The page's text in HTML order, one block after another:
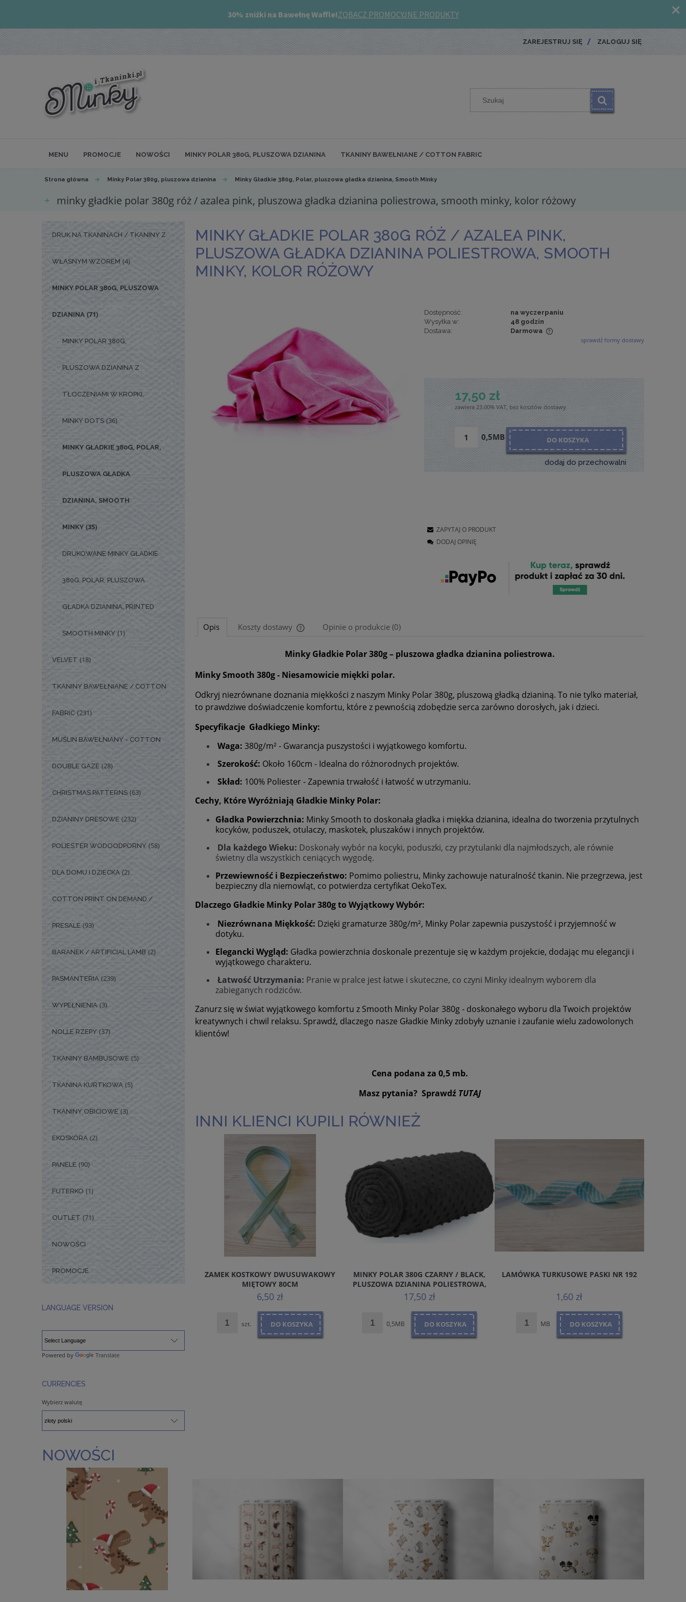
ZAREJESTRUJ SIĘ ZALOGUJ SIĘ
MENU PROMOCJE NOWOŚCI MINKY POLAR 380G, PLUSZOWA DZIANINA TKANINY BAWEŁNIANE / COTTON FABRIC
Strona główna Minky Polar 380g, pluszowa dzianina Minky Gładkie 380g, Polar, pluszowa gładka dzianina, Smooth Minky
minky gładkie polar 380g róż / azalea pink, pluszowa gładka dzianina poliestrowa, smooth minky, kolor różowy
DRUK NA TKANINACH / TKANINY Z
WŁASNYM WZOREM (4)
MINKY POLAR 380G, PLUSZOWA
DZIANINA (71)
MINKY POLAR 380G,
PLUSZOWA DZIANINA Z
TŁOCZENIAMI W KROPKI,
MINKY DOTS (36)
MINKY GŁADKIE 380G, POLAR,
PLUSZOWA GŁADKA
DZIANINA, SMOOTH
MINKY (35)
DRUKOWANE MINKY GŁADKIE
380G, POLAR, PLUSZOWA
GŁADKA DZIANINA, PRINTED
SMOOTH MINKY (1)
VELVET (18)
TKANINY BAWEŁNIANE / COTTON
FABRIC (231)
MUŚLIN BAWEŁNIANY - COTTON
DOUBLE GAZE (28)
CHRISTMAS PATTERNS (63)
DZIANINY DRESOWE (232)
POLIESTER WODOODPORNY (58)
DLA DOMU I DZIECKA (2)
COTTON PRINT ON DEMAND /
PRESALE (93)
BARANEK / ARTIFICIAL LAMB (2)
PASMANTERIA (239)
WYPEŁNIENIA (3)
NOLLE RZEPY (37)
TKANINY BAMBUSOWE (5)
TKANINA KURTKOWA (5)
TKANINY OBICIOWE (3)
EKOSKÓRA (2)
PANELE (90)
FUTERKO (1)
OUTLET (71)
NOWOŚCI
PROMOCJE
LANGUAGE VERSION
Powered by Translate
CURRENCIES
Wybierz walutę
MINKY GŁADKIE POLAR 380G RÓŻ / AZALEA PINK,
PLUSZOWA GŁADKA DZIANINA POLIESTROWA, SMOOTH
MINKY, KOLOR RÓŻOWY
Dostępność:
na wyczerpaniu
Wysyłka w:
48 godzin
Dostawa:
Darmowa
sprawdź formy dostawy
17,50 zł
zawiera 23.00% VAT, bez kosztów dostawy
0,5MB DO KOSZYKA
dodaj do przechowalni
ZAPYTAJ O PRODUKT
DODAJ OPINIĘ
Opis Koszty dostawy
Cena nie zawiera ewentualnych kosztów
Opinie o produkcie (0)
Minky Gładkie Polar 380g – pluszowa gładka dzianina poliestrowa.
Minky Smooth 380g - Niesamowicie miękki polar.
Odkryj niezrównane doznania miękkości z naszym Minky Polar 380g, pluszową gładką dzianiną. To nie tylko materiał,
to prawdziwe doświadczenie komfortu, które z pewnością zdobędzie serca zarówno dorosłych, jak i dzieci.
Specyfikacje Gładkiego Minky:
Waga: 380g/m² - Gwarancja puszystości i wyjątkowego komfortu.
Szerokość: Około 160cm - Idealna do różnorodnych projektów.
Skład: 100% Poliester - Zapewnia trwałość i łatwość w utrzymaniu.
Cechy, Które Wyróżniają Gładkie Minky Polar:
Gładka Powierzchnia: Minky Smooth to doskonała gładka i miękka dzianina, idealna do tworzenia przytulnych
kocyków, poduszek, otulaczy, maskotek, pluszaków i innych projektów.
Dla każdego Wieku: Doskonały wybór na kocyki, poduszki, czy przytulanki dla najmłodszych, ale równie
świetny dla wszystkich ceniących wygodę.
Przewiewność i Bezpieczeństwo: Pomimo poliestru, Minky zachowuje naturalność tkanin. Nie przegrzewa, jest
bezpieczny dla niemowląt, co potwierdza certyfikat OekoTex.
Dlaczego Gładkie Minky Polar 380g to Wyjątkowy Wybór:
Niezrównana Miękkość: Dzięki gramaturze 380g/m², Minky Polar zapewnia puszystość i przyjemność w
dotyku.
Elegancki Wygląd: Gładka powierzchnia doskonale prezentuje się w każdym projekcie, dodając mu elegancji i
wyjątkowego charakteru.
Łatwość Utrzymania: Pranie w pralce jest łatwe i skuteczne, co czyni Minky idealnym wyborem dla
zabieganych rodziców.
Zanurz się w świat wyjątkowego komfortu z Smooth Minky Polar 380g - doskonałego wyboru dla Twoich projektów
kreatywnych i chwil relaksu. Sprawdź, dlaczego nasze Gładkie Minky zdobyły uznanie i zaufanie wielu zadowolonych
klientów!
Cena podana za 0,5 mb.
Masz pytania? Sprawdź TUTAJ
INNI KLIENCI KUPILI RÓWNIEŻ
ZAMEK KOSTKOWY DWUSUWAKOWY
MIĘTOWY 80CM
6,50 zł
szt. DO KOSZYKA
MINKY POLAR 380G CZARNY / BLACK,
PLUSZOWA DZIANINA POLIESTROWA,
KOLOR CZARNY
17,50 zł
0,5MB DO KOSZYKA
LAMÓWKA TURKUSOWE PASKI NR 192
1,60 zł
MB DO KOSZYKA
NOWOŚCI